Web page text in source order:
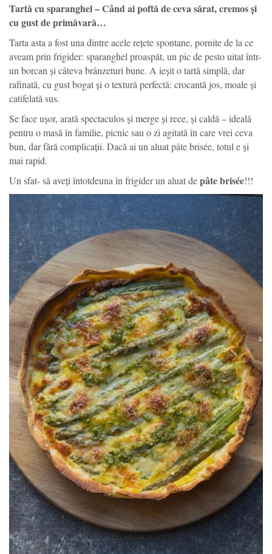
Tartă cu sparanghel – Când ai poftă de ceva sărat, cremos și
cu gust de primăvară…
Tarta asta a fost una dintre acele rețete spontane, pornite de la ce
aveam prin frigider: sparanghel proaspăt, un pic de pesto uitat într-
un borcan și câteva brânzeturi bune. A ieșit o tartă simplă, dar
rafinată, cu gust bogat și o textură perfectă: crocantă jos, moale și
catifelată sus.
Se face ușor, arată spectaculos și merge și rece, și caldă – ideală
pentru o masă în familie, picnic sau o zi agitată în care vrei ceva
bun, dar fără complicații. Dacă ai un aluat pâte brisée, totul e și
mai rapid.
Un sfat- să aveți întotdeuna în frigider un aluat depâte brisée!!!